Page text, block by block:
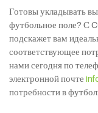
Готовы укладывать
футбольное поле? С
подскажет вам
соответствующее
нами сегодня по
электронной почте
потребности в